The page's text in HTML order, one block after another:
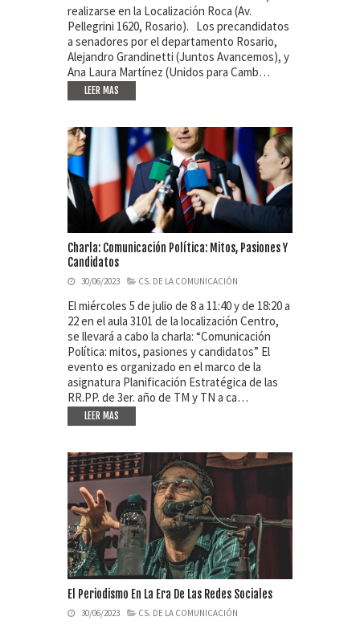
realizarse en la Localización Roca (Av.
Pellegrini 1620, Rosario). Los precandidatos
a senadores por el departamento Rosario,
Alejandro Grandinetti (Juntos Avancemos), y
Ana Laura Martínez (Unidos para Camb…
LEER MAS
Charla: Comunicación Política: Mitos, Pasiones Y
Candidatos
30/06/2023 CS. DE LA COMUNICACIÓN
El miércoles 5 de julio de 8 a 11:40 y de 18:20 a
22 en el aula 3101 de la localización Centro,
se llevará a cabo la charla: “Comunicación
Política: mitos, pasiones y candidatos” El
evento es organizado en el marco de la
asignatura Planificación Estratégica de las
RR.PP. de 3er. año de TM y TN a ca…
LEER MAS
El Periodismo En La Era De Las Redes Sociales
30/06/2023 CS. DE LA COMUNICACIÓN